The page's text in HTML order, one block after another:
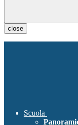
close
Scuola